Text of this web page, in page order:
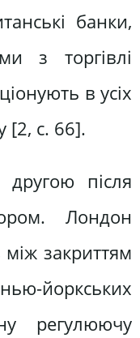
банки,
з торгівлі
в усіх
[2, с. 66].
другою після
Лондон
між закриттям
йоркських
регулюючу